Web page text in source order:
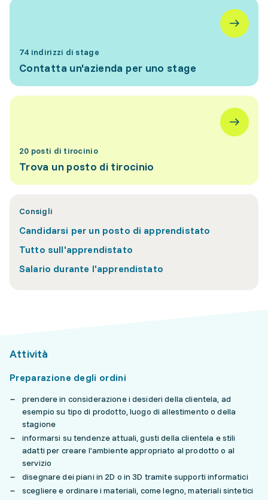
74 indirizzi di stage
Contatta un'azienda per uno stage
20 posti di tirocinio
Trova un posto di tirocinio
Consigli
Candidarsi per un posto di apprendistato
Tutto sull'apprendistato
Salario durante l'apprendistato
Attività
Preparazione degli ordini
prendere in considerazione i desideri della clientela, ad
esempio su tipo di prodotto, luogo di allestimento o della
stagione
informarsi su tendenze attuali, gusti della clientela e stili
adatti per creare l’ambiente appropriato al prodotto o al
servizio
disegnare dei piani in 2D o in 3D tramite supporti informatici
scegliere e ordinare i materiali, come legno, materiali sintetici